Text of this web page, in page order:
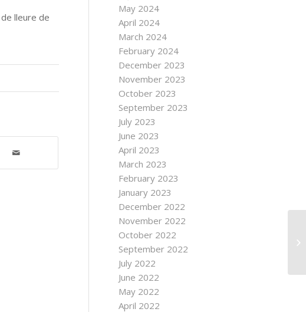
lleure de
May 2024
April 2024
March 2024
February 2024
December 2023
November 2023
October 2023
September 2023
July 2023
June 2023
April 2023
March 2023
February 2023
January 2023
December 2022
November 2022
October 2022
September 2022
July 2022
June 2022
May 2022
April 2022